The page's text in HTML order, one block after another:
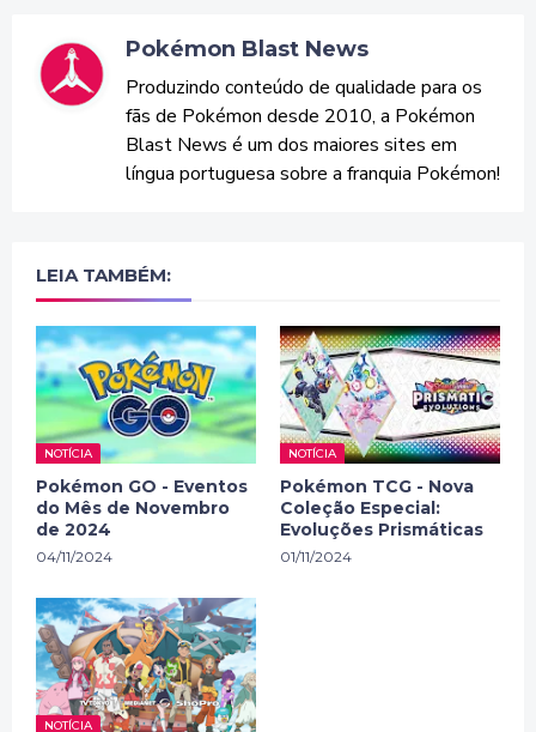
Pokémon Blast News
Produzindo conteúdo de qualidade para os
fãs de Pokémon desde 2010, a Pokémon
Blast News é um dos maiores sites em
língua portuguesa sobre a franquia Pokémon!
LEIA TAMBÉM:
NOTÍCIA
Pokémon GO - Eventos
do Mês de Novembro
de 2024
04/11/2024
NOTÍCIA
Pokémon TCG - Nova
Coleção Especial:
Evoluções Prismáticas
01/11/2024
NOTÍCIA